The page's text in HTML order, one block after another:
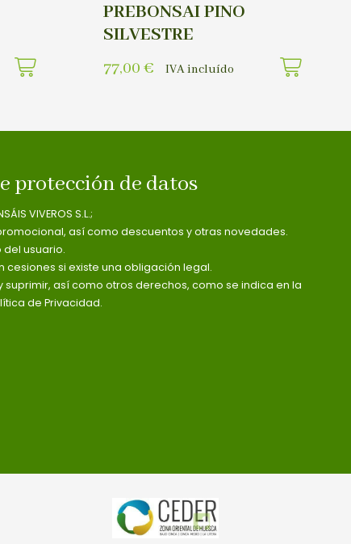
PREBONSAI PINO
SILVESTRE
77,00 € IVA incluído
protección de datos
VIVEROS S.L.;
así como descuentos y otras novedades.
usuario.
cesiones si existe una obligación legal.
suprimir, así como otros derechos, como se indica en la
de Privacidad.